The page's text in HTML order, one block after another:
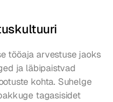
tööaja arvestuse jaoks
ja läbipaistvad
kohta. Suhelge
tagasisidet